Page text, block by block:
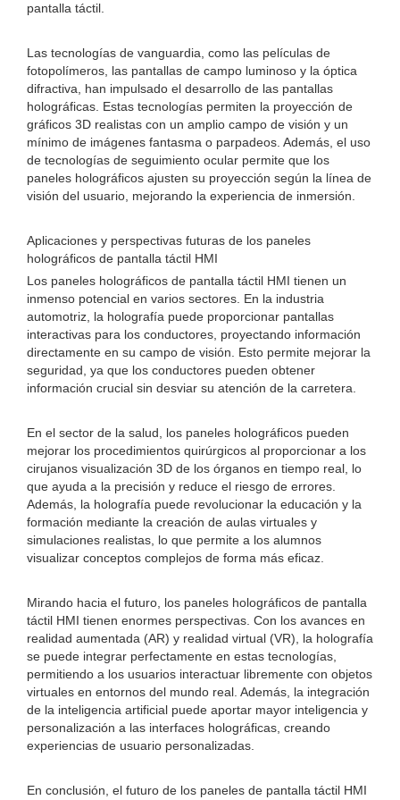
pantalla táctil.
Las tecnologías de vanguardia, como las películas de
fotopolímeros, las pantallas de campo luminoso y la óptica
difractiva, han impulsado el desarrollo de las pantallas
holográficas. Estas tecnologías permiten la proyección de
gráficos 3D realistas con un amplio campo de visión y un
mínimo de imágenes fantasma o parpadeos. Además, el uso
de tecnologías de seguimiento ocular permite que los
paneles holográficos ajusten su proyección según la línea de
visión del usuario, mejorando la experiencia de inmersión.
Aplicaciones y perspectivas futuras de los paneles
holográficos de pantalla táctil HMI
Los paneles holográficos de pantalla táctil HMI tienen un
inmenso potencial en varios sectores. En la industria
automotriz, la holografía puede proporcionar pantallas
interactivas para los conductores, proyectando información
directamente en su campo de visión. Esto permite mejorar la
seguridad, ya que los conductores pueden obtener
información crucial sin desviar su atención de la carretera.
En el sector de la salud, los paneles holográficos pueden
mejorar los procedimientos quirúrgicos al proporcionar a los
cirujanos visualización 3D de los órganos en tiempo real, lo
que ayuda a la precisión y reduce el riesgo de errores.
Además, la holografía puede revolucionar la educación y la
formación mediante la creación de aulas virtuales y
simulaciones realistas, lo que permite a los alumnos
visualizar conceptos complejos de forma más eficaz.
Mirando hacia el futuro, los paneles holográficos de pantalla
táctil HMI tienen enormes perspectivas. Con los avances en
realidad aumentada (AR) y realidad virtual (VR), la holografía
se puede integrar perfectamente en estas tecnologías,
permitiendo a los usuarios interactuar libremente con objetos
virtuales en entornos del mundo real. Además, la integración
de la inteligencia artificial puede aportar mayor inteligencia y
personalización a las interfaces holográficas, creando
experiencias de usuario personalizadas.
En conclusión, el futuro de los paneles de pantalla táctil HMI